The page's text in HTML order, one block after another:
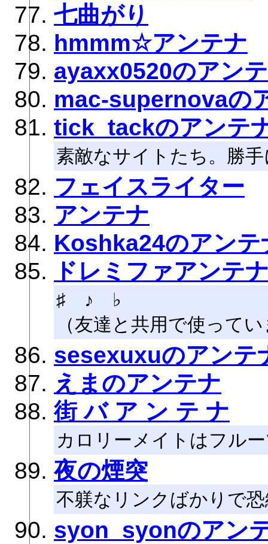
七曲がり
hmmm☆アンテナ
ayaxx0520のアン
mac-supernovaの
tick_tackのアンテ
素敵なサイトたち。勝
フェイスライター
アンテナ
Koshka24のアンテ
ドレミファアンテ
♯ ♪ ♭
（友達と共用で使って
sesexuxuのアンテ
えまのアンテナ
街 バ ア ン テ ナ
カロリーメイトはフル
夜の煙突
不躾なリンクばかりで
syon_syonのアン